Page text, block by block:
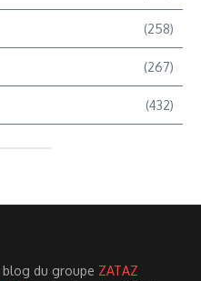
(258)
(267)
(432)
du groupe ZATAZ